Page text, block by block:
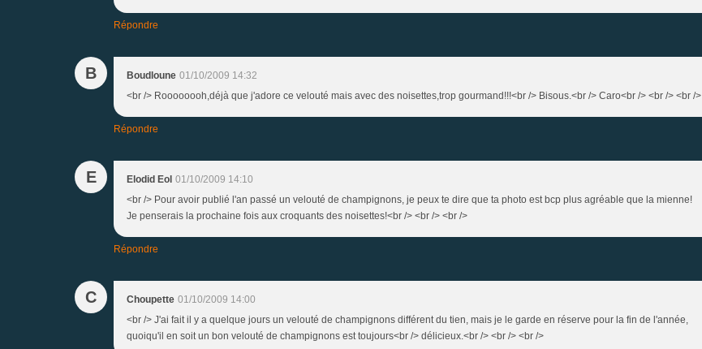
Répondre
B Boudloune 01/10/2009 14:32
<br /> Roooooooh,déjà que j'adore ce velouté mais avec des noisettes,trop gourmand!!!<br /> Bisous.<br /> Caro<br /> <br /> <br />
Répondre
E Elodid Eol 01/10/2009 14:10
<br /> Pour avoir publié l'an passé un velouté de champignons, je peux te dire que ta photo est bcp plus agréable que la mienne!
Je penserais la prochaine fois aux croquants des noisettes!<br /> <br /> <br />
Répondre
C Choupette 01/10/2009 14:00
<br /> J'ai fait il y a quelque jours un velouté de champignons différent du tien, mais je le garde en réserve pour la fin de l'année,
quoiqu'il en soit un bon velouté de champignons est toujours<br /> délicieux.<br /> <br /> <br />